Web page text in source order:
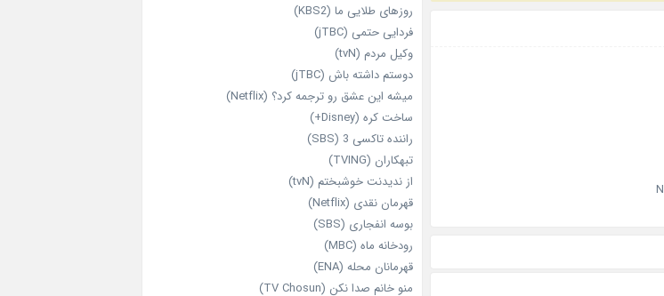
روزهای طلایی ما (KBS2)
فردایی حتمی (jTBC)
وکیل مردم (tvN)
دوستم داشته باش (jTBC)
میشه این عشق رو ترجمه کرد؟ (Netflix)
ساخت کره (Disney+)
راننده تاکسی 3 (SBS)
تبهکاران (TVING)
از ندیدنت خوشبختم (tvN)
قهرمان نقدی (Netflix)
بوسه انفجاری (SBS)
رودخانه ماه (MBC)
قهرمانان محله (ENA)
منو خانم صدا نکن (TV Chosun)